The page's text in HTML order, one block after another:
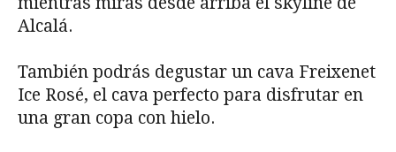
Alcalá.
También podrás degustar un cava Freixenet
Ice Rosé, el cava perfecto para disfrutar en
una gran copa con hielo.